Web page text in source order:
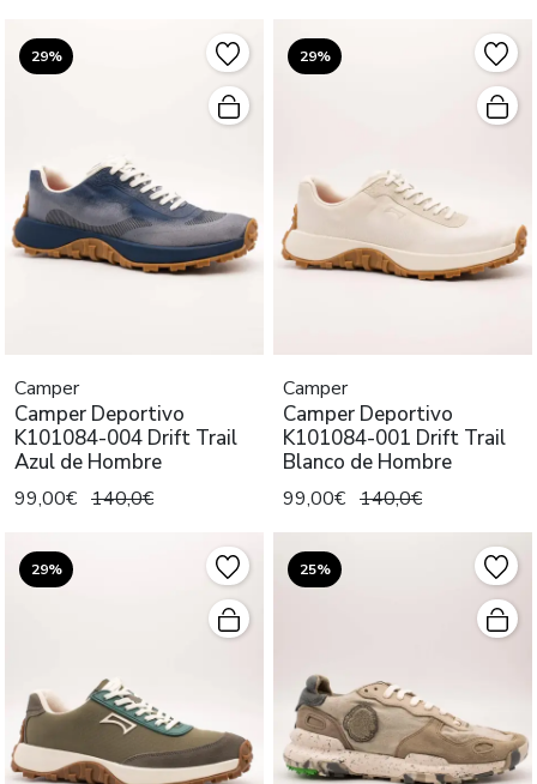
29%
Camper
Camper Deportivo
K101084-004 Drift Trail
Azul de Hombre
99,00€ 140,0€
29%
Camper
Camper Deportivo
K101084-001 Drift Trail
Blanco de Hombre
99,00€ 140,0€
29% 25%